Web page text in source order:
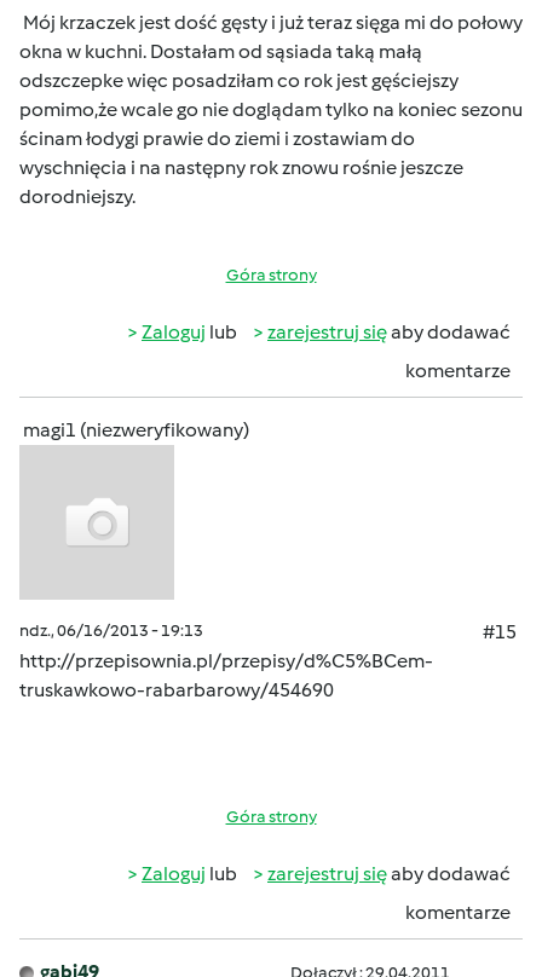
Mój krzaczek jest dość gęsty i już teraz sięga mi do połowy
okna w kuchni. Dostałam od sąsiada taką małą
odszczepke więc posadziłam co rok jest gęściejszy
pomimo,że wcale go nie doglądam tylko na koniec sezonu
ścinam łodygi prawie do ziemi i zostawiam do
wyschnięcia i na następny rok znowu rośnie jeszcze
dorodniejszy.
Góra strony
Zaloguj lub zarejestruj sięaby dodawać
komentarze
magi1 (niezweryfikowany)
ndz., 06/16/2013 - 19:13
#15
http://przepisownia.pl/przepisy/d%C5%BCem-
truskawkowo-rabarbarowy/454690
Góra strony
Zaloguj lub zarejestruj sięaby dodawać
komentarze
gabi49 Dołączył : 29.04.2011